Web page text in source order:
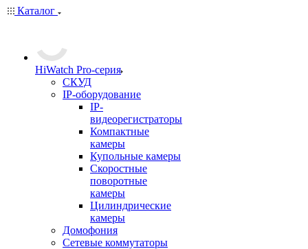
Каталог
HiWatch Pro-серия
CКУД
IP-оборудование
IP-
видеорегистраторы
Компактные
камеры
Купольные камеры
Скоростные
поворотные
камеры
Цилиндрические
камеры
Домофония
Сетевые коммутаторы